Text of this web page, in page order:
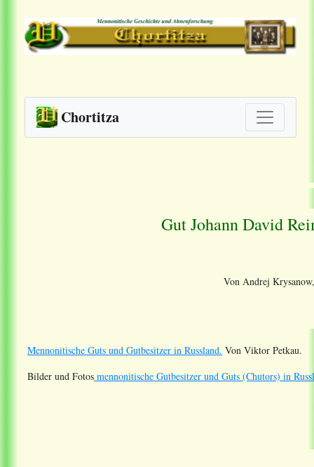
Chortitza
Gut Johann David
Von Andrej
Mennonitische Guts und Gutbesitzer in Russland. Von Viktor Petkau.
Bilder und Fotos mennonitische Gutbesitzer und Guts (Chutors) in